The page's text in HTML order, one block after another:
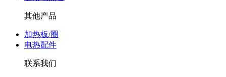
其他产品
加热板/圈
电热配件
联系我们